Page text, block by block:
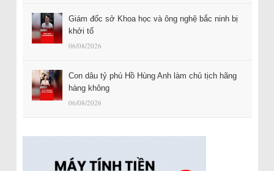
Giám đốc sở Khoa học và ông nghệ bắc ninh bị
khởi tố
06/08/2026
Con dâu tỷ phú Hồ Hùng Anh làm chủ tịch hãng
hàng không
06/08/2026